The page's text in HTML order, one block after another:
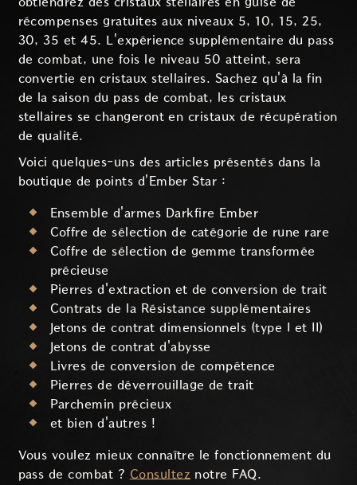
récompenses gratuites aux niveaux 5, 10, 15, 25,
30, 35 et 45. L'expérience supplémentaire du pass
de combat, une fois le niveau 50 atteint, sera
convertie en cristaux stellaires. Sachez qu'à la fin
de la saison du pass de combat, les cristaux
stellaires se changeront en cristaux de récupération
de qualité.
Voici quelques-uns des articles présentés dans la
boutique de points d'Ember Star :
Ensemble d'armes Darkfire Ember
Coffre de sélection de catégorie de rune rare
Coffre de sélection de gemme transformée
précieuse
Pierres d'extraction et de conversion de trait
Contrats de la Résistance supplémentaires
Jetons de contrat dimensionnels (type I et II)
Jetons de contrat d'abysse
Livres de conversion de compétence
Pierres de déverrouillage de trait
Parchemin précieux
et bien d'autres !
Vous voulez mieux connaître le fonctionnement du
pass de combat ? Consultez notre FAQ.